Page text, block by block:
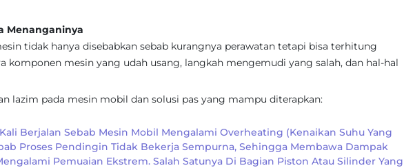
Menanganinya
tidak hanya disebabkan sebab kurangnya perawatan tetapi bisa terhitung
komponen mesin yang udah usang, langkah mengemudi yang salah, dan hal-hal
lazim pada mesin mobil dan solusi pas yang mampu diterapkan:
Berjalan Sebab Mesin Mobil Mengalami Overheating (kenaikan Suhu Yang
Proses Pendingin Tidak Bekerja Sempurna, Sehingga Membawa Dampak
Pemuaian Ekstrem. Salah Satunya Di Bagian Piston Atau Silinder Yang